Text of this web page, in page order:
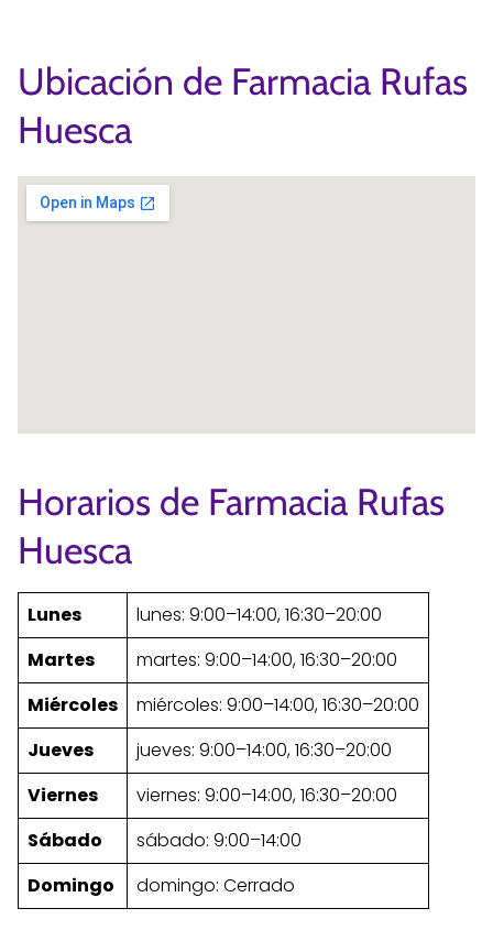
Ubicación de Farmacia Rufas
Huesca
Horarios de Farmacia Rufas
Huesca
Lunes
lunes: 9:00–14:00, 16:30–20:00
Martes
martes: 9:00–14:00, 16:30–20:00
Miércoles
miércoles: 9:00–14:00, 16:30–20:00
Jueves
jueves: 9:00–14:00, 16:30–20:00
Viernes
viernes: 9:00–14:00, 16:30–20:00
Sábado
sábado: 9:00–14:00
Domingo
domingo: Cerrado